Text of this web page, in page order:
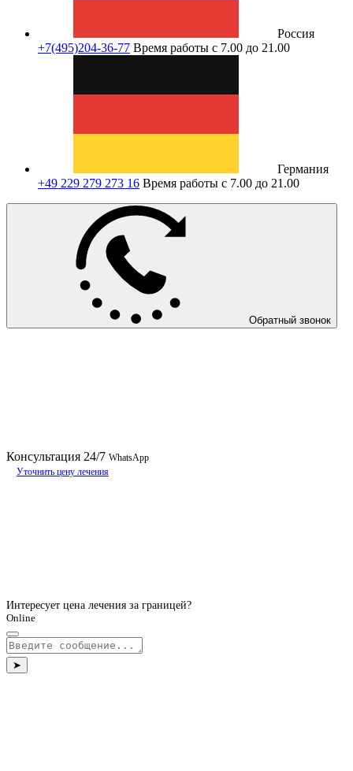
Россия
+7(495)204-36-77 Время работы с 7.00 до 21.00
Германия
+49 229 279 273 16 Время работы с 7.00 до 21.00
Обратный звонок
Консультация 24/7 WhatsApp
Уточнить цену лечения
Интересует цена лечения за границей?
Online
➤